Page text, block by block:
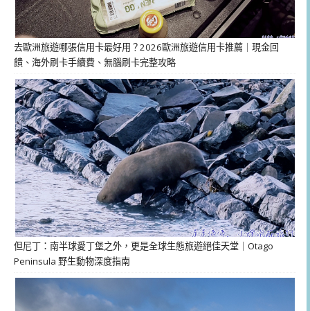
去歐洲旅遊哪張信用卡最好用？2026歐洲旅遊信用卡推薦｜現金回
饋、海外刷卡手續費、無腦刷卡完整攻略
但尼丁：南半球愛丁堡之外，更是全球生態旅遊絕佳天堂｜Otago
Peninsula 野生動物深度指南